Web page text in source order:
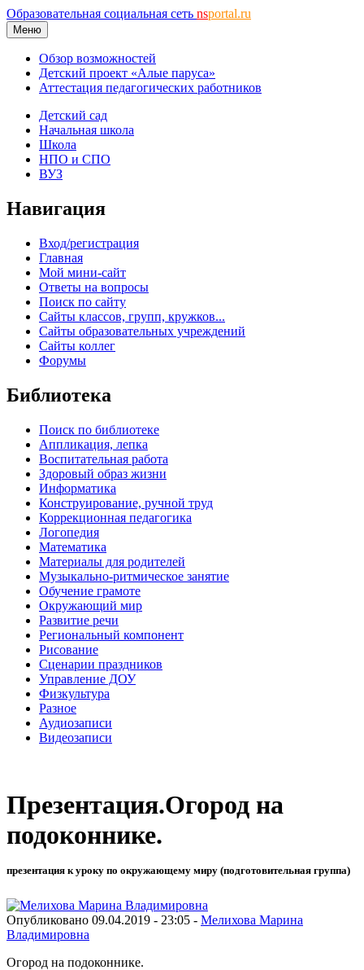
Образовательная социальная сеть nsportal.ru
Меню
Обзор возможностей
Детский проект «Алые паруса»
Аттестация педагогических работников
Детский сад
Начальная школа
Школа
НПО и СПО
ВУЗ
Навигация
Вход/регистрация
Главная
Мой мини-сайт
Ответы на вопросы
Поиск по сайту
Сайты классов, групп, кружков...
Сайты образовательных учреждений
Сайты коллег
Форумы
Библиотека
Поиск по библиотеке
Аппликация, лепка
Воспитательная работа
Здоровый образ жизни
Информатика
Конструирование, ручной труд
Коррекционная педагогика
Логопедия
Математика
Материалы для родителей
Музыкально-ритмическое занятие
Обучение грамоте
Окружающий мир
Развитие речи
Региональный компонент
Рисование
Сценарии праздников
Управление ДОУ
Физкультура
Разное
Аудиозаписи
Видеозаписи
Презентация.Огород на
подоконнике.
презентация к уроку по окружающему миру (подготовительная группа)
Опубликовано 09.04.2019 - 23:05 - Мелихова Марина
Владимировна
Огород на подоконнике.